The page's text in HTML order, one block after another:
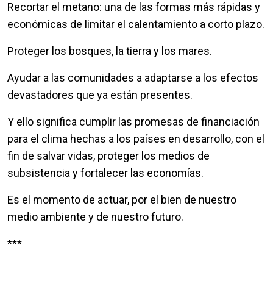
Recortar el metano: una de las formas más rápidas y
económicas de limitar el calentamiento a corto plazo.
Proteger los bosques, la tierra y los mares.
Ayudar a las comunidades a adaptarse a los efectos
devastadores que ya están presentes.
Y ello significa cumplir las promesas de financiación
para el clima hechas a los países en desarrollo, con el
fin de salvar vidas, proteger los medios de
subsistencia y fortalecer las economías.
Es el momento de actuar, por el bien de nuestro
medio ambiente y de nuestro futuro.
***